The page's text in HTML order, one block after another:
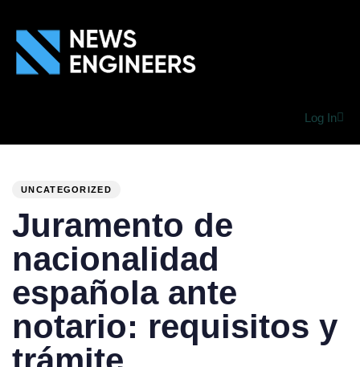
Log In
UNCATEGORIZED
Juramento de
nacionalidad
española ante
notario: requisitos y